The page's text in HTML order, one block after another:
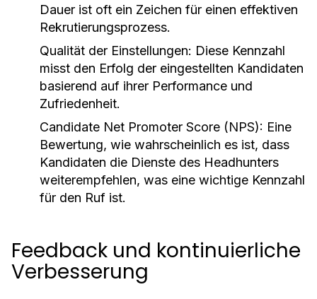
Dauer ist oft ein Zeichen für einen effektiven
Rekrutierungsprozess.
Qualität der Einstellungen: Diese Kennzahl
misst den Erfolg der eingestellten Kandidaten
basierend auf ihrer Performance und
Zufriedenheit.
Candidate Net Promoter Score (NPS): Eine
Bewertung, wie wahrscheinlich es ist, dass
Kandidaten die Dienste des Headhunters
weiterempfehlen, was eine wichtige Kennzahl
für den Ruf ist.
Feedback und kontinuierliche
Verbesserung